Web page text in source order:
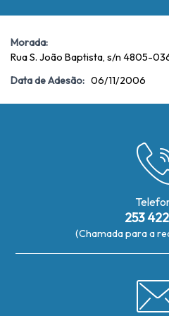
Morada:
Rua S. João Baptista, s/n 4805-
Data de Adesão: 06/11/2006
253
(Chamada para a